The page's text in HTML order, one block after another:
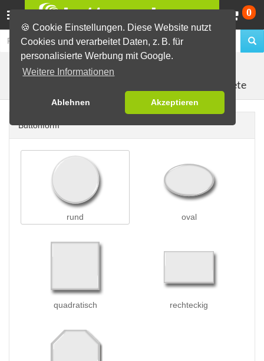
🍪 Cookie Einstellungen. Diese Website nutzt
Cookies und verarbeitet Daten, z. B. für
personalisierte Werbung mit Google.
Weitere Informationen
Ablehnen Akzeptieren
0
Buttons erstellen Magnetbuttons
Kühlschrankmagnete
Buttonform
rund oval
quadratisch rechteckig